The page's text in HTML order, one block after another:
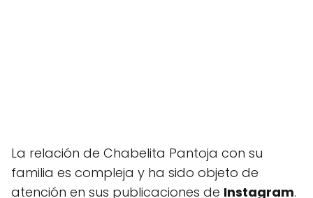
La relación de Chabelita Pantoja con su
familia es compleja y ha sido objeto de
atención en sus publicaciones de Instagram.